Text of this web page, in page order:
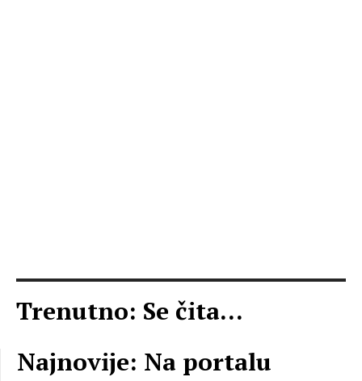
Trenutno: Se čita...
Najnovije: Na portalu